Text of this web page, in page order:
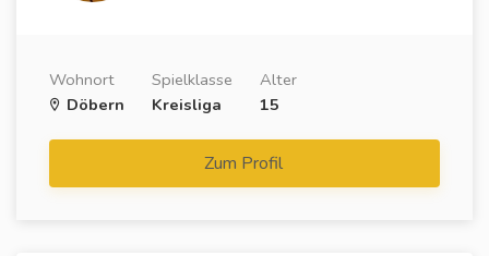
Wohnort
Döbern
Spielklasse
Kreisliga
Alter
15
Zum Profil